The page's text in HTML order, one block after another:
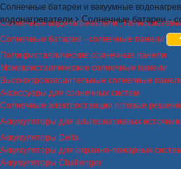
водонагреватели Солнечные батареи -
Солнечные батареи и вакуумные
Солнечные водонагреватели , Гелиосистемы
Солнечные батареи - солнечные панели
Поликристаллические солнечные панели
Монокристаллические солнечные панели
Высокопроизводительные солнечные
Аксессуары для солнечных систем
Солнечные электростанции готовые
Аккумуляторы для альтернативных
Аккумуляторы Delta
Аккумуляторы для охранно-пожарных
Аккумуляторы Challenger